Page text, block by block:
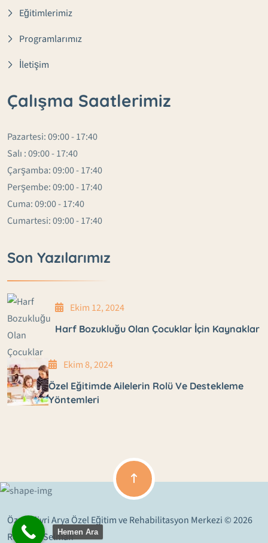
Eğitimlerimiz
Programlarımız
İletişim
Çalışma Saatlerimiz
Pazartesi: 09:00 - 17:40
Salı : 09:00 - 17:40
Çarşamba: 09:00 - 17:40
Perşembe: 09:00 - 17:40
Cuma: 09:00 - 17:40
Cumartesi: 09:00 - 17:40
Son Yazılarımız
Ekim 12, 2024
Harf Bozukluğu Olan Çocuklar İçin Kaynaklar
Ekim 8, 2024
Özel Eğitimde Ailelerin Rolü Ve Destekleme
Yöntemleri
Özel Silivri Arya Özel Eğitim ve Rehabilitasyon Merkezi © 2026
Revision SelmanHemen Ara